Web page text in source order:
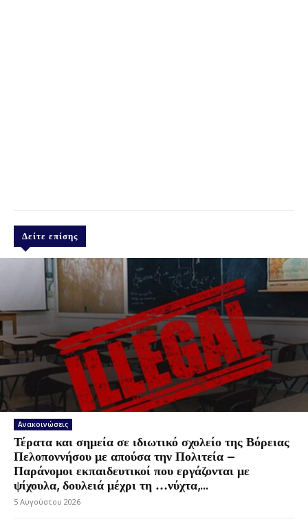
Δείτε επίσης
Ανακοινώσεις
Τέρατα και σημεία σε ιδιωτικό σχολείο της Βόρειας
Πελοποννήσου με απούσα την Πολιτεία –
Παράνομοι εκπαιδευτικοί που εργάζονται με
ψίχουλα, δουλειά μέχρι τη …νύχτα,...
5 Αυγούστου 2026